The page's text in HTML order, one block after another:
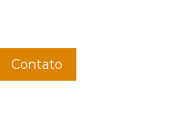
Contato